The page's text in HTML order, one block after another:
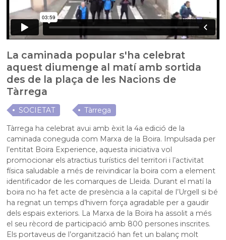
La caminada popular s'ha celebrat
aquest diumenge al matí amb sortida
des de la plaça de les Nacions de
Tàrrega
SOCIETAT
Tàrrega
Tàrrega ha celebrat avui amb èxit la 4a edició de la
caminada coneguda com Marxa de la Boira. Impulsada per
l’entitat Boira Experience, aquesta iniciativa vol
promocionar els atractius turístics del territori i l’activitat
física saludable a més de reivindicar la boira com a element
identificador de les comarques de Lleida. Durant el matí la
boira no ha fet acte de presència a la capital de l’Urgell si bé
ha regnat un temps d’hivern força agradable per a gaudir
dels espais exteriors. La Marxa de la Boira ha assolit a més
el seu rècord de participació amb 800 persones inscrites.
Els portaveus de l’organització han fet un balanç molt